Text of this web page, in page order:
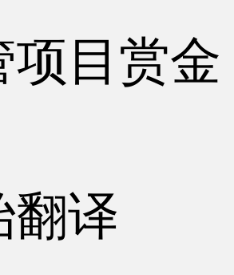
项目赏金
翻译